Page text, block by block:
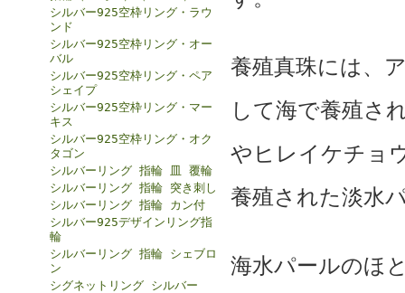
シルバー925空枠リング・ラウ
ンド
シルバー925空枠リング・オー
バル
シルバー925空枠リング・ペア
シェイプ
シルバー925空枠リング・マー
キス
シルバー925空枠リング・オク
タゴン
シルバーリング 指輪 皿 覆輪
シルバーリング 指輪 突き刺し
シルバーリング 指輪 カン付
シルバー925デザインリング指
輪
シルバーリング 指輪 シェブロ
ン
シグネットリング シルバー
養殖真珠には、
して海で養殖さ
やヒレイケチョ
養殖された淡水
海水パールのほ